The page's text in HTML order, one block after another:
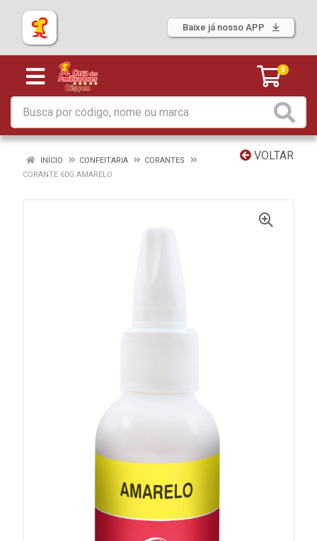
Baixe já nosso APP
0
VOLTAR
INÍCIO CONFEITARIA
CORANTES
CORANTE 60G AMARELO